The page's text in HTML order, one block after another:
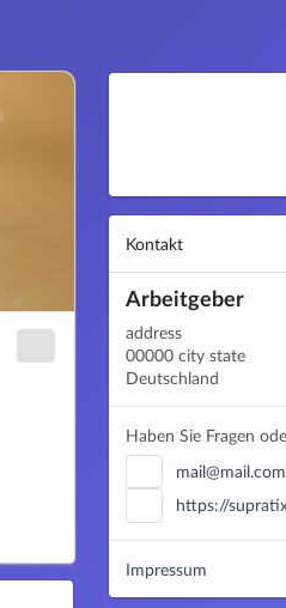
Kontakt
Arbeitgeber
address
00000 city state
Deutschland
Haben Sie Fragen
mail@mail.com
https://
Impressum